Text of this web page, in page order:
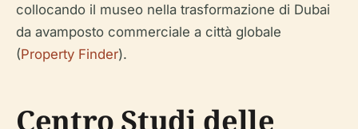
collocando il museo nella trasformazione di Dubai
da avamposto commerciale a città globale
(Property Finder).
Centro Studi delle